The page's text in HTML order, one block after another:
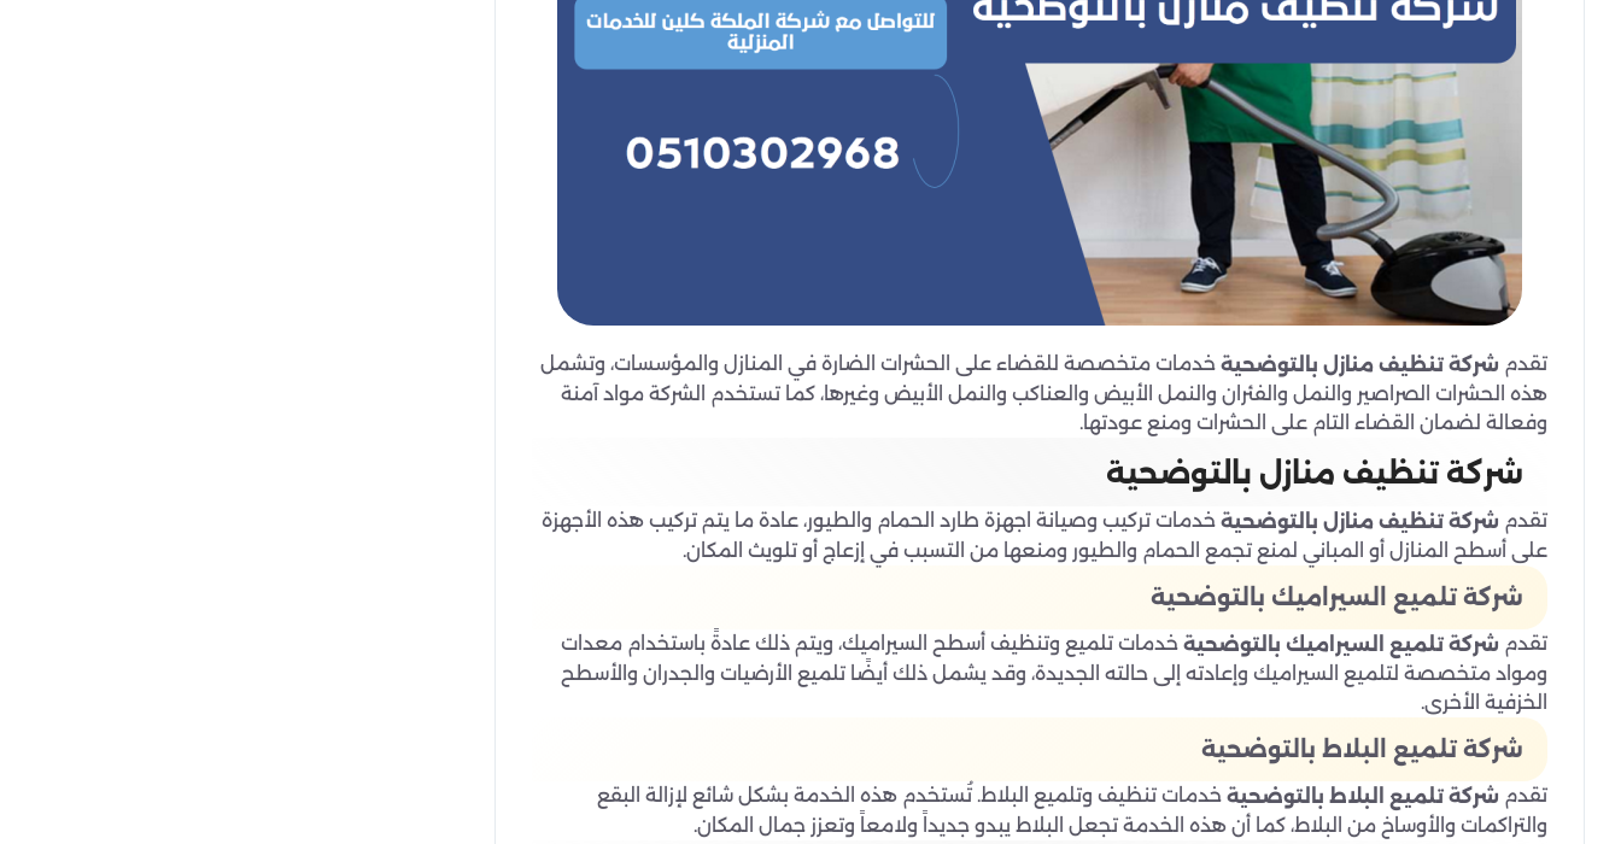
تقدم شركة تنظيف منازل بالتوضحية خدمات متخصصة للقضاء على الحشرات الضارة في المنازل والمؤسسات، وتشمل
هذه الحشرات الصراصير والنمل والفئران والنمل الأبيض والعناكب والنمل الأبيض وغيرها، كما تستخدم الشركة مواد آمنة
وفعالة لضمان القضاء التام على الحشرات ومنع عودتها.
شركة تنظيف منازل بالتوضحية
تقدم شركة تنظيف منازل بالتوضحية خدمات تركيب وصيانة اجهزة طارد الحمام والطيور، عادة ما يتم تركيب هذه الأجهزة
على أسطح المنازل أو المباني لمنع تجمع الحمام والطيور ومنعها من التسبب في إزعاج أو تلويث المكان.
شركة تلميع السيراميك بالتوضحية
تقدم شركة تلميع السيراميك بالتوضحية خدمات تلميع وتنظيف أسطح السيراميك، ويتم ذلك عادةً باستخدام معدات
ومواد متخصصة لتلميع السيراميك وإعادته إلى حالته الجديدة، وقد يشمل ذلك أيضًا تلميع الأرضيات والجدران والأسطح
الخزفية الأخرى.
شركة تلميع البلاط بالتوضحية
تقدم شركة تلميع البلاط بالتوضحية خدمات تنظيف وتلميع البلاط. تُستخدم هذه الخدمة بشكل شائع لإزالة البقع
والتراكمات والأوساخ من البلاط، كما أن هذه الخدمة تجعل البلاط يبدو جديداً ولامعاً وتعزز جمال المكان.